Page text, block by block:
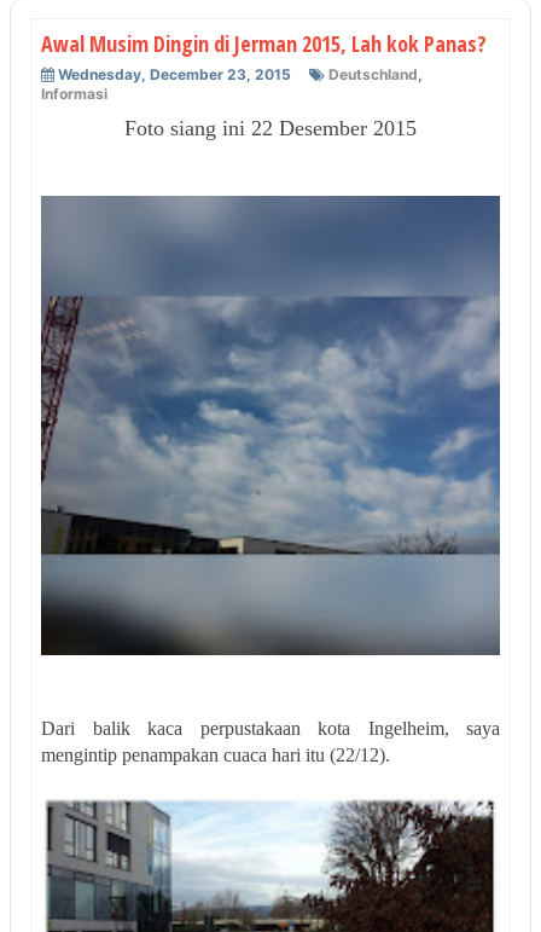
Awal Musim Dingin di Jerman 2015, Lah kok Panas?
Wednesday, December 23, 2015 Deutschland,
Informasi
Foto siang ini 22 Desember 2015
Dari balik kaca perpustakaan kota Ingelheim, saya
mengintip penampakan cuaca hari itu (22/12).